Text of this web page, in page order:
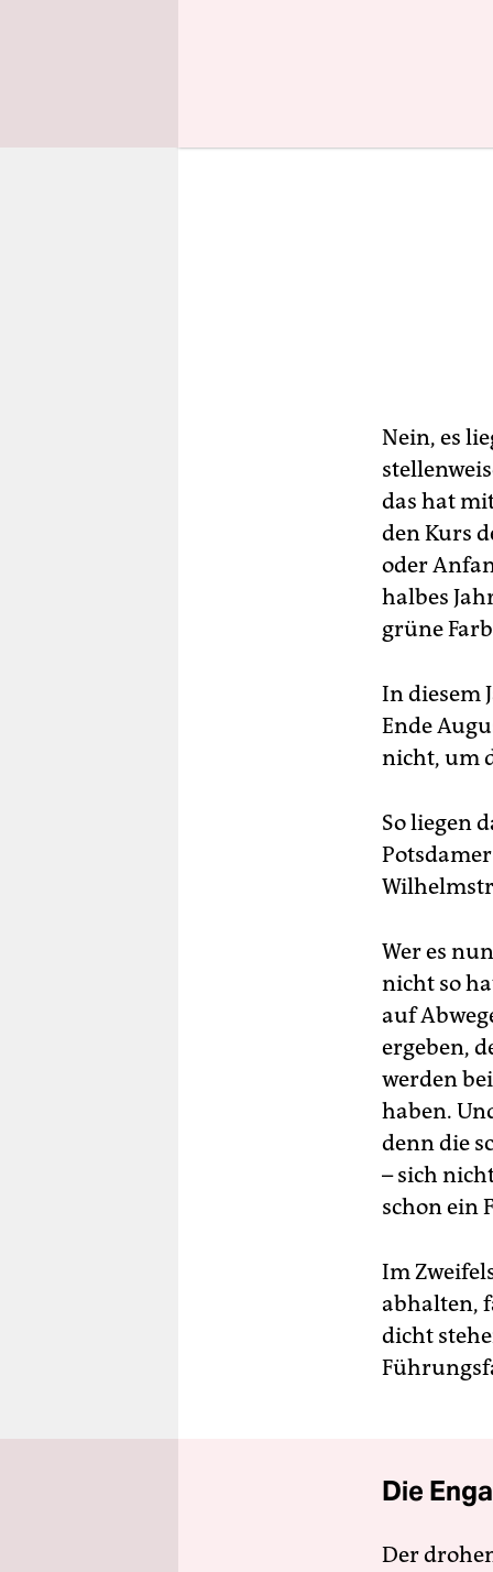
Nein, es
das hat
den Kurs
oder
halbes
grüne
In diesem
Ende
nicht, um
So liegen
Wer es
nicht so
auf
ergeben,
werden
haben.
denn die
– sich
schon ein
Im
abhalten,
dicht
Die
Der